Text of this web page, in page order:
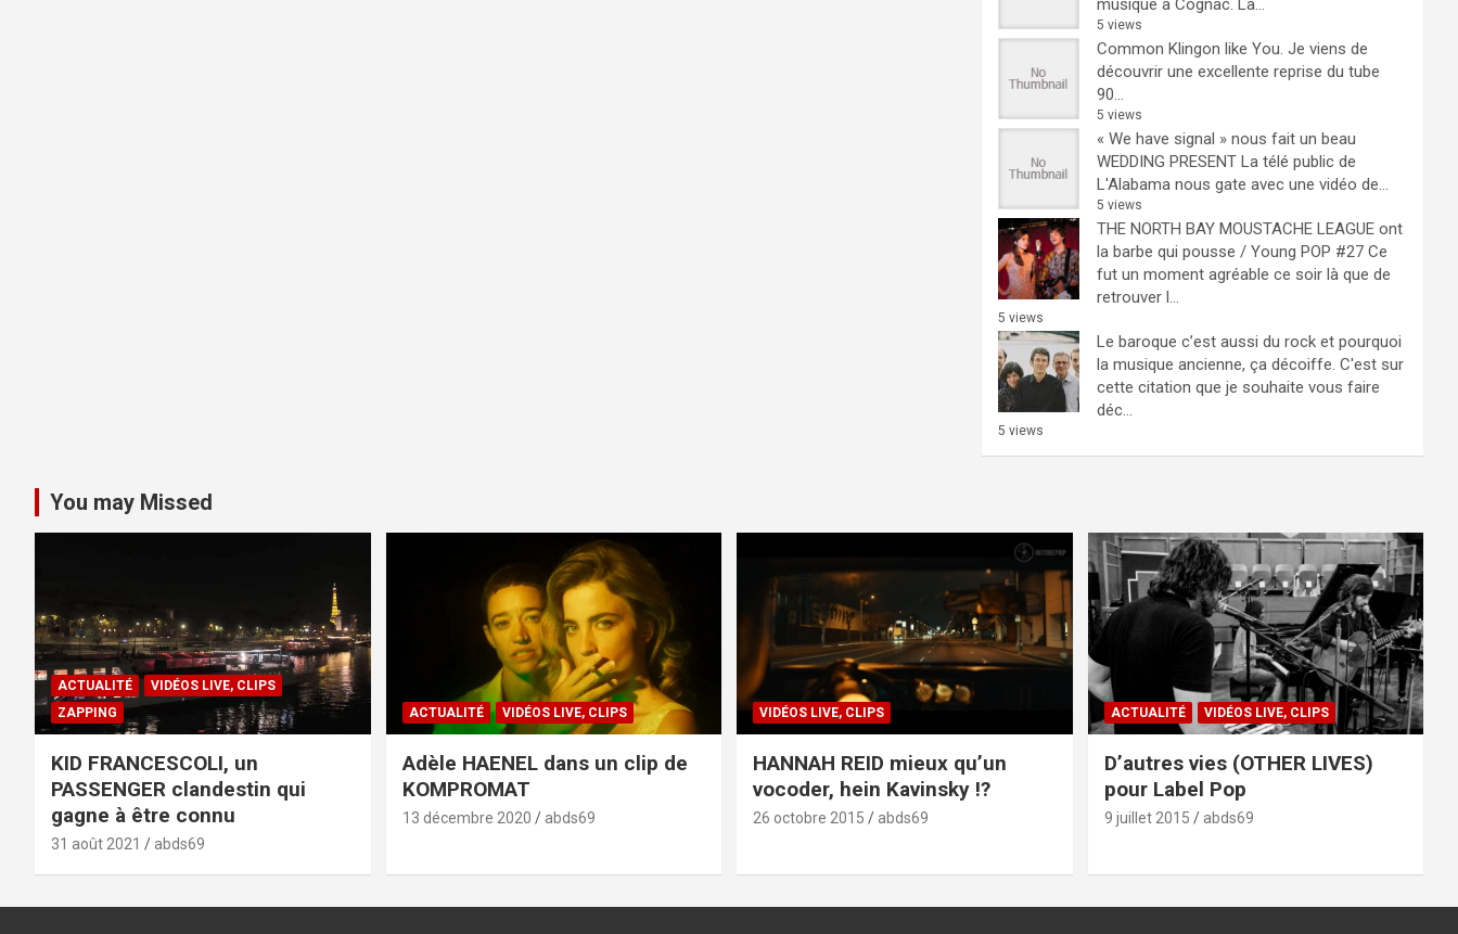
musique à Cognac. La...
5 views
Common Klingon like You. Je viens de
découvrir une excellente reprise du tube
90...
5 views
« We have signal » nous fait un beau
WEDDING PRESENT La télé public de
L'Alabama nous gate avec une vidéo de...
5 views
THE NORTH BAY MOUSTACHE LEAGUE ont
la barbe qui pousse / Young POP #27 Ce
fut un moment agréable ce soir là que de
retrouver l...
5 views
Le baroque c’est aussi du rock et pourquoi
la musique ancienne, ça décoiffe. C'est sur
cette citation que je souhaite vous faire
déc...
5 views
You may Missed
ACTUALITÉ
VIDÉOS LIVE, CLIPS
ZAPPING
KID FRANCESCOLI, un
PASSENGER clandestin qui
gagne à être connu
31 août 2021 abds69
ACTUALITÉ VIDÉOS LIVE, CLIPS
Adèle HAENEL dans un clip de
KOMPROMAT
13 décembre 2020 abds69
VIDÉOS LIVE, CLIPS
HANNAH REID mieux qu’un
vocoder, hein Kavinsky !?
26 octobre 2015 abds69
ACTUALITÉ VIDÉOS LIVE, CLIPS
D’autres vies (OTHER LIVES)
pour Label Pop
9 juillet 2015 abds69